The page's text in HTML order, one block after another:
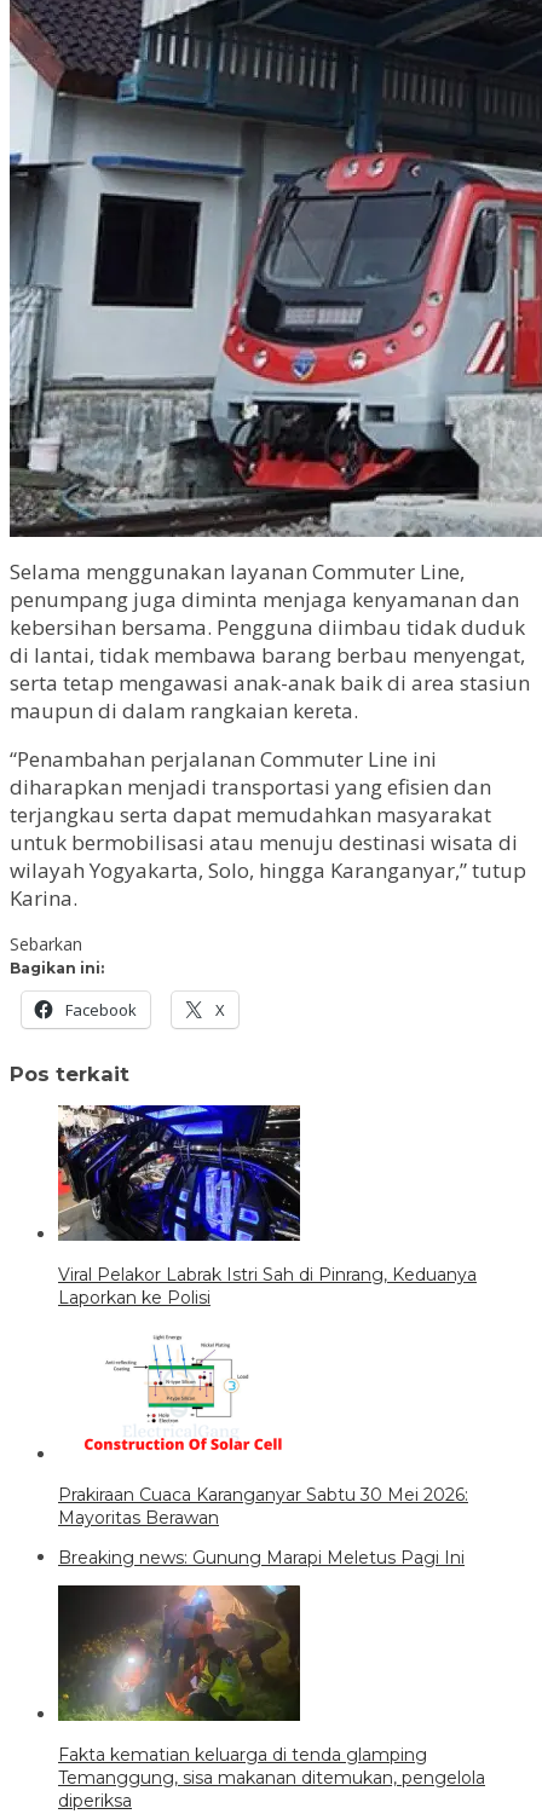
Selama menggunakan layanan Commuter Line,
penumpang juga diminta menjaga kenyamanan dan
kebersihan bersama. Pengguna diimbau tidak duduk
di lantai, tidak membawa barang berbau menyengat,
serta tetap mengawasi anak-anak baik di area stasiun
maupun di dalam rangkaian kereta.
“Penambahan perjalanan Commuter Line ini
diharapkan menjadi transportasi yang efisien dan
terjangkau serta dapat memudahkan masyarakat
untuk bermobilisasi atau menuju destinasi wisata di
wilayah Yogyakarta, Solo, hingga Karanganyar,” tutup
Karina.
Sebarkan
Bagikan ini:
Facebook X
Pos terkait
Viral Pelakor Labrak Istri Sah di Pinrang, Keduanya
Laporkan ke Polisi
Prakiraan Cuaca Karanganyar Sabtu 30 Mei 2026:
Mayoritas Berawan
Breaking news: Gunung Marapi Meletus Pagi Ini
Fakta kematian keluarga di tenda glamping
Temanggung, sisa makanan ditemukan, pengelola
diperiksa